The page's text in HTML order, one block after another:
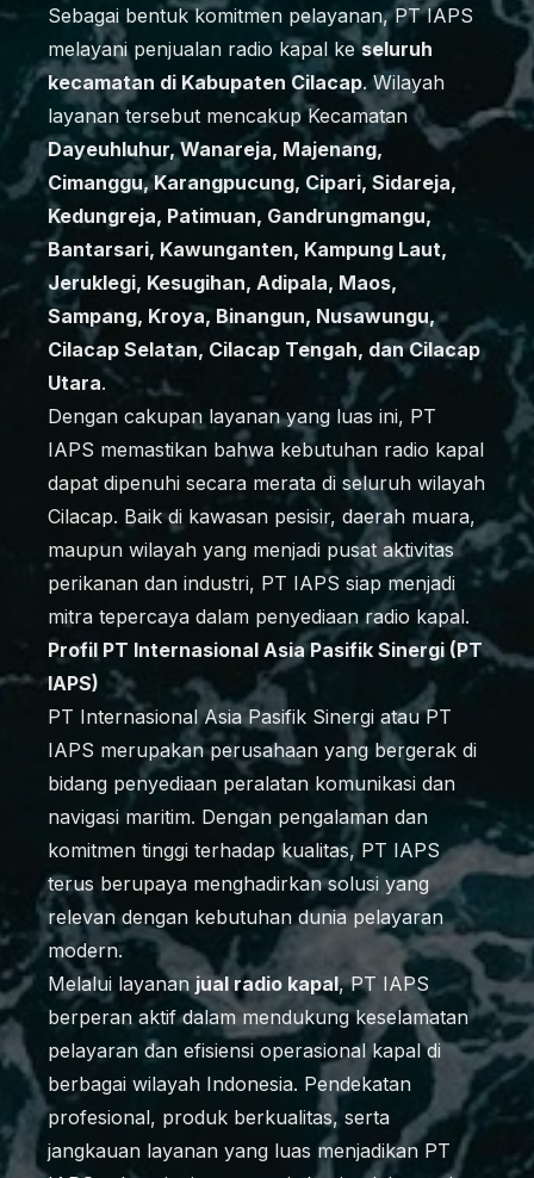
Sebagai bentuk komitmen pelayanan, PT IAPS
melayani penjualan radio kapal keseluruh
kecamatan di Kabupaten Cilacap. Wilayah
layanan tersebut mencakup Kecamatan
Dayeuhluhur, Wanareja, Majenang,
Cimanggu, Karangpucung, Cipari, Sidareja,
Kedungreja, Patimuan, Gandrungmangu,
Bantarsari, Kawunganten, Kampung Laut,
Jeruklegi, Kesugihan, Adipala, Maos,
Sampang, Kroya, Binangun, Nusawungu,
Cilacap Selatan, Cilacap Tengah, dan Cilacap
Utara.
Dengan cakupan layanan yang luas ini, PT
IAPS memastikan bahwa kebutuhan radio kapal
dapat dipenuhi secara merata di seluruh wilayah
Cilacap. Baik di kawasan pesisir, daerah muara,
maupun wilayah yang menjadi pusat aktivitas
perikanan dan industri, PT IAPS siap menjadi
mitra tepercaya dalam penyediaan radio kapal.
Profil PT Internasional Asia Pasifik Sinergi (PT
IAPS)
PT Internasional Asia Pasifik Sinergi atau PT
IAPS merupakan perusahaan yang bergerak di
bidang penyediaan peralatan komunikasi dan
navigasi maritim. Dengan pengalaman dan
komitmen tinggi terhadap kualitas, PT IAPS
terus berupaya menghadirkan solusi yang
relevan dengan kebutuhan dunia pelayaran
modern.
Melalui layanan jual radio kapal, PT IAPS
berperan aktif dalam mendukung keselamatan
pelayaran dan efisiensi operasional kapal di
berbagai wilayah Indonesia. Pendekatan
profesional, produk berkualitas, serta
jangkauan layanan yang luas menjadikan PT